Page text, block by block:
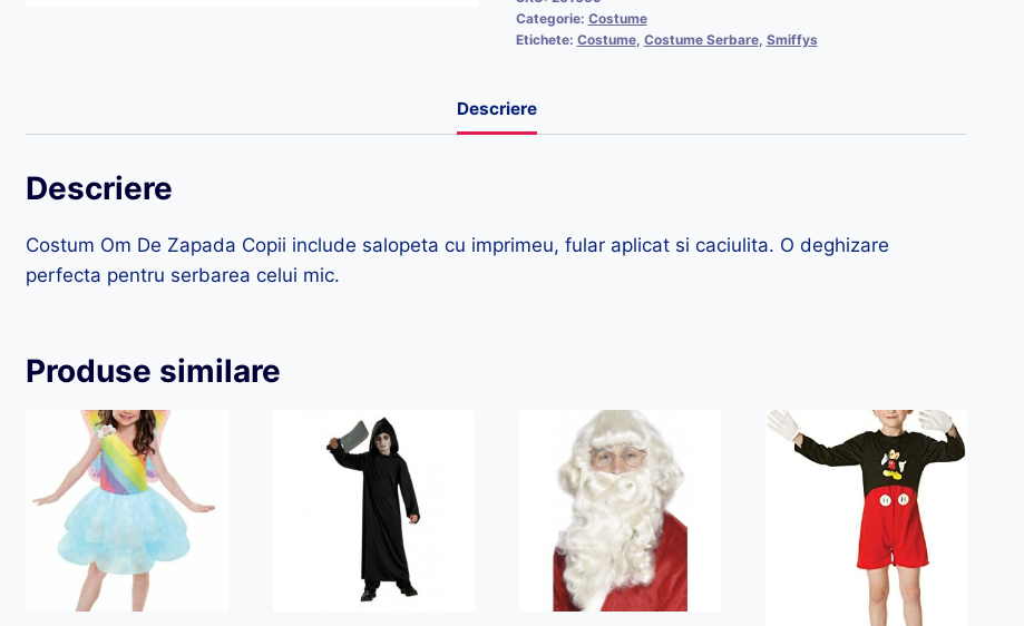
Categorie: Costume
Etichete: Costume, Costume Serbare, Smiffys
Descriere
Descriere
Costum Om De Zapada Copii include salopeta cu imprimeu, fular aplicat si caciulita. O deghizare
perfecta pentru serbarea celui mic.
Produse similare